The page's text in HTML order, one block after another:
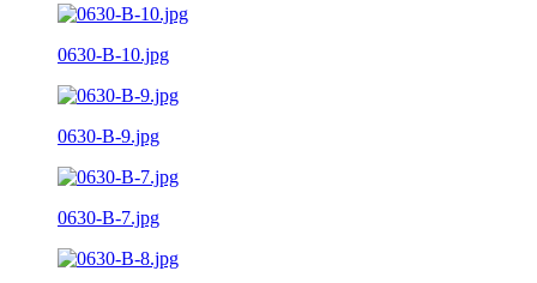
0630-B-10.jpg
0630-B-9.jpg
0630-B-7.jpg